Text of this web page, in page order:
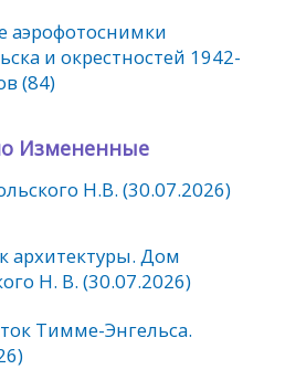
аэрофотоснимки
и окрестностей 1942-
(84)
Измененные
Н.В. (30.07.2026)
архитектуры. Дом
Н. В. (30.07.2026)
Тимме-Энгельса.